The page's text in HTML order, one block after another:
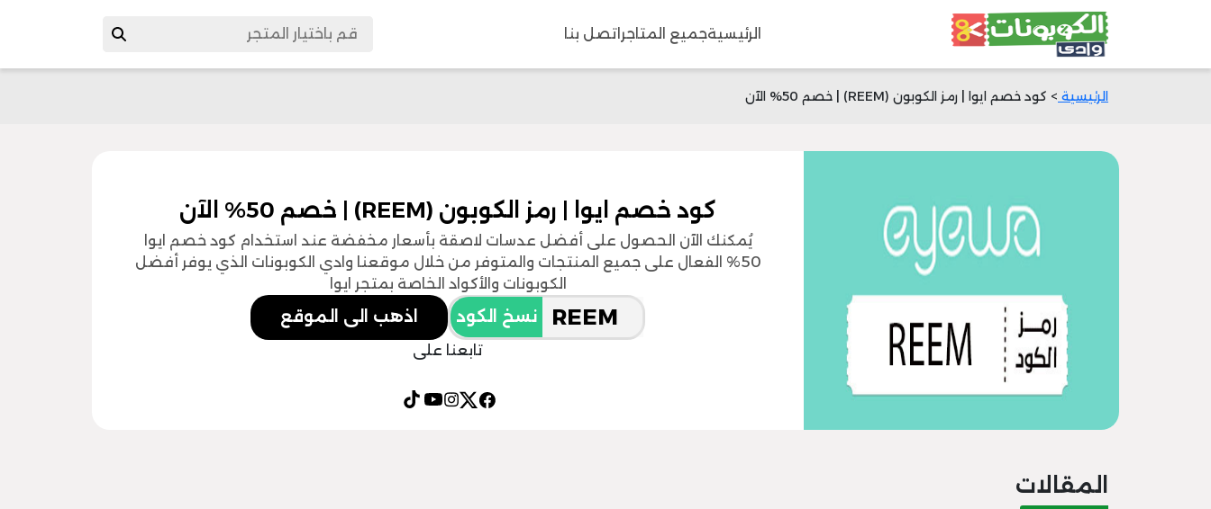
الرئيسيةجميع المتاجر اتصل بنا
الرئيسية > كود خصم ايوا | رمز الكوبون (REEM) | خصم 50% الآن
كود خصم ايوا | رمز الكوبون (REEM) | خصم 50% الآن
يُمكنك الآن الحصول على أفضل عدسات لاصقة بأسعار مخفضة عند استخدام كود خصم ايوا
50% الفعال على جميع المنتجات والمتوفر من خلال موقعنا وادي الكوبونات الذي يوفر أفضل
الكوبونات والأكواد الخاصة بمتجر ايوا
نسخ الكود اذهب الى الموقع
تابعنا على
المقالات